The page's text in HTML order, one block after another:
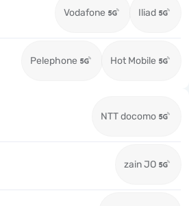
Vodafone Iliad
Pelephone Hot Mobile
NTT docomo
zain JO